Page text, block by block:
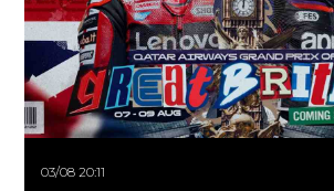
03/08 20:11